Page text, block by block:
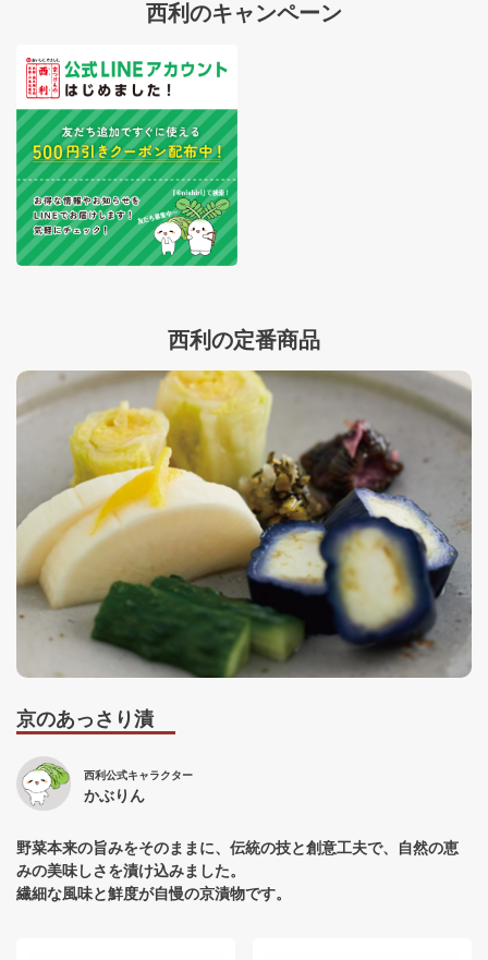
西利のキャンペーン
西利の定番商品
京のあっさり漬
西利公式キャラクター
かぶりん
野菜本来の旨みをそのままに、伝統の技と創意工夫で、自然の恵
みの美味しさを漬け込みました。
繊細な風味と鮮度が自慢の京漬物です。